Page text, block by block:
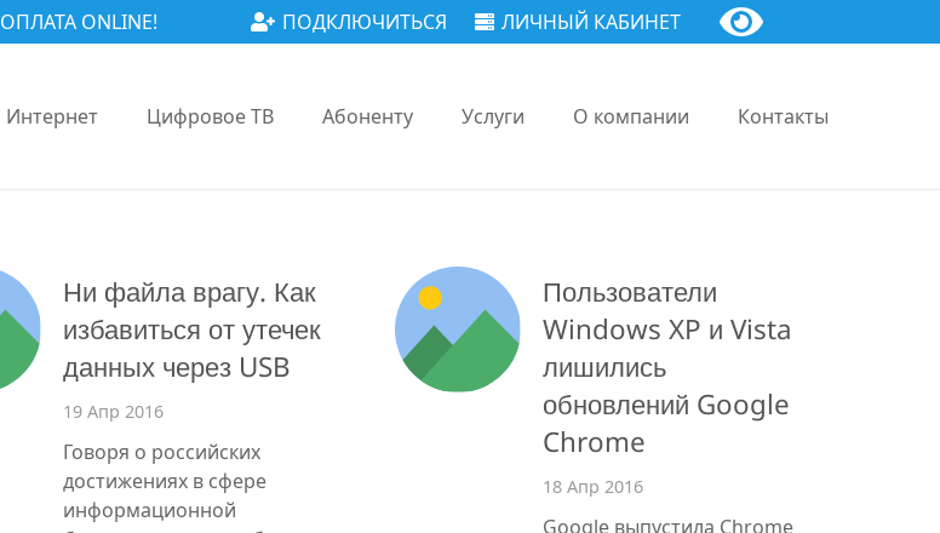
ОПЛАТА ONLINE! ПОДКЛЮЧИТЬСЯ ЛИЧНЫЙ КАБИНЕТ
Интернет Цифровое ТВ Абоненту Услуги О компании Контакты
Ни файла врагу. Как
избавиться от утечек
данных через USB
19 Апр 2016
Говоря о российских
достижениях в сфере
информационной
Пользователи
Windows XP и Vista
лишились
обновлений Google
Chrome
18 Апр 2016
Google выпустила Chrome